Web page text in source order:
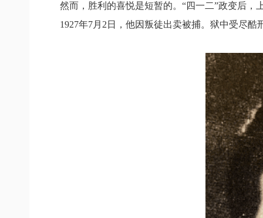
然而，胜利的喜悦是短暂的。“四一二”政变后
1927年7月2日，他因叛徒出卖被捕。狱中受尽